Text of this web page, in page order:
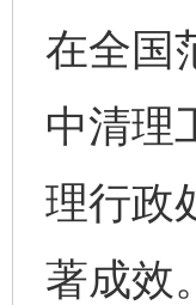
在全国
中清理
理行政
著成效。